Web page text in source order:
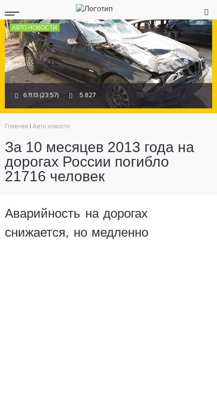
АВТО НОВОСТИ
6.11.13 (23:57) 5 827
Главная Авто новости
За 10 месяцев 2013 года на
дорогах России погибло
21716 человек
Аварийность на дорогах
снижается, но медленно